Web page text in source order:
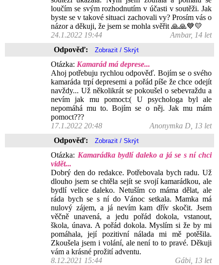
loučím se svým rozhodnutím v účasti v soutěži. Jak
byste se v takové situaci zachovali vy? Prosím vás o
názor a děkuji, že jsem se mohla svěřit 🙏🙏💙💛
24.1.2022 19:44
Ambar, 14 let
Odpověď:
Otázka: Kamarád má deprese...
Ahoj potřebuju rychlou odpověď. Bojím se o svého
kamaráda trpí depresemi a pořád píše že chce odejít
navždy... Už několikrát se pokoušel o sebevraždu a
nevím jak mu pomoct:( U psychologa byl ale
nepomáhá mu to. Bojím se o něj. Jak mu mám
pomoct???
17.1.2022 20:48
Anonymka D, 13 let
Odpověď:
Otázka: Kamarádka bydlí daleko a já se s ní chci
vidět...
Dobrý den do redakce. Potřebovala bych radu. Už
dlouho jsem se chtěla sejít se svojí kamarádkou, ale
bydlí velice daleko. Netuším co máma dělat, ale
ráda bych se s ní do Vánoc setkala. Mamka má
nulový zájem, a já nevím kam dřív skočit. Jsem
věčně unavená, a jedu pořád dokola, vstanout,
škola, únava. A pořád dokola. Myslím si že by mi
pomáhala, její pozitivní nálada mi mě potěšila.
Zkoušela jsem i volání, ale není to to pravé. Děkuji
vám a krásné prožití adventu.
8.12.2021 15:44
Gábi, 13 let